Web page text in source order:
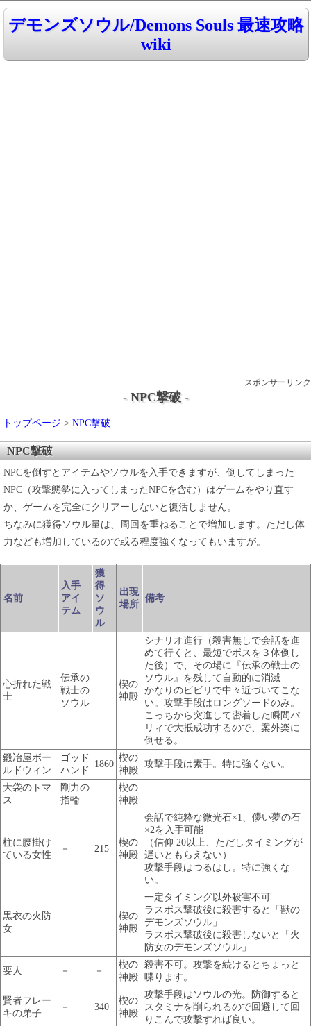
デモンズソウル/Demons Souls 最速攻略
wiki
スポンサーリンク
- NPC撃破 -
トップページ > NPC撃破
NPC撃破
NPCを倒すとアイテムやソウルを入手できますが、倒してしまった
NPC（攻撃態勢に入ってしまったNPCを含む）はゲームをやり直す
か、ゲームを完全にクリアーしないと復活しません。
ちなみに獲得ソウル量は、周回を重ねることで増加します。ただし体
力なども増加しているので或る程度強くなってもいますが。
名前
入手
アイ
テム
獲
得
ソ
ウ
ル
出現
場所
備考
心折れた戦
士
伝承の
戦士の
ソウル
楔の
神殿
シナリオ進行（殺害無しで会話を進
めて行くと、最短でボスを３体倒し
た後）で、その場に『伝承の戦士の
ソウル』を残して自動的に消滅
かなりのビビリで中々近づいてこな
い。攻撃手段はロングソードのみ。
こっちから突進して密着した瞬間パ
リィで大抵成功するので、案外楽に
倒せる。
鍛冶屋ボー
ルドウィン
ゴッド
ハンド
1860
楔の
神殿
攻撃手段は素手。特に強くない。
大袋のトマ
ス
剛力の
指輪
楔の
神殿
柱に腰掛け
ている女性
－ 215
楔の
神殿
会話で純粋な微光石×1、儚い夢の石
×2を入手可能
（信仰 20以上、ただしタイミングが
遅いともらえない）
攻撃手段はつるはし。特に強くな
い。
黒衣の火防
女
楔の
神殿
一定タイミング以外殺害不可
ラスボス撃破後に殺害すると「獣の
デモンズソウル」
ラスボス撃破後に殺害しないと「火
防女のデモンズソウル」
要人 － －
楔の
神殿
殺害不可。攻撃を続けるとちょっと
喋ります。
賢者フレー
キの弟子
－ 340
楔の
神殿
攻撃手段はソウルの光。防御すると
スタミナを削られるので回避して回
りこんで攻撃すれば良い。